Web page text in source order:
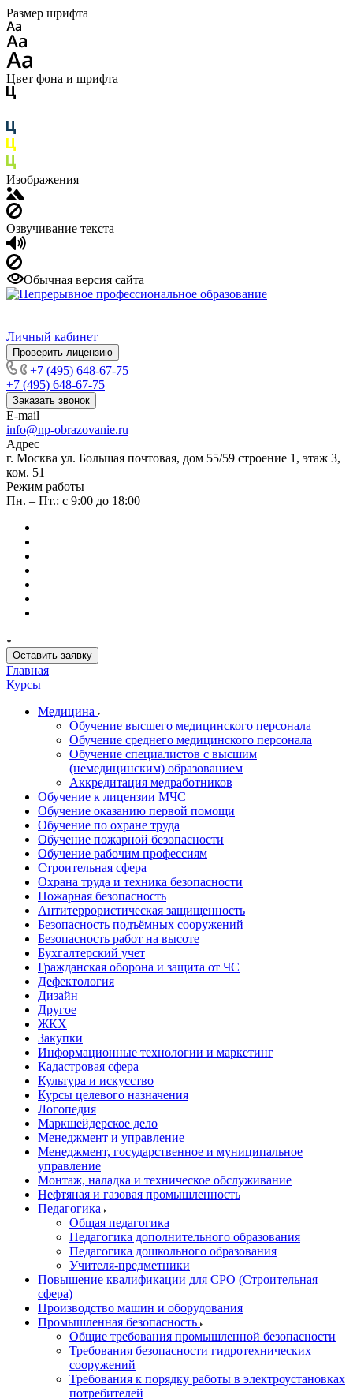
Размер шрифта
Цвет фона и шрифта
Изображения
Озвучивание текста
Обычная версия сайта
Личный кабинет
Проверить лицензию
+7 (495) 648-67-75
+7 (495) 648-67-75
Заказать звонок
E-mail
info@np-obrazovanie.ru
Адрес
г. Москва ул. Большая почтовая, дом 55/59 строение 1, этаж 3,
ком. 51
Режим работы
Пн. – Пт.: с 9:00 до 18:00
Оставить заявку
Главная
Курсы
Медицина
Обучение высшего медицинского персонала
Обучение среднего медицинского персонала
Обучение специалистов с высшим
(немедицинским) образованием
Аккредитация медработников
Обучение к лицензии МЧС
Обучение оказанию первой помощи
Обучение по охране труда
Обучение пожарной безопасности
Обучение рабочим профессиям
Строительная сфера
Охрана труда и техника безопасности
Пожарная безопасность
Антитеррористическая защищенность
Безопасность подъёмных сооружений
Безопасность работ на высоте
Бухгалтерский учет
Гражданская оборона и защита от ЧС
Дефектология
Дизайн
Другое
ЖКХ
Закупки
Информационные технологии и маркетинг
Кадастровая сфера
Культура и искусство
Курсы целевого назначения
Логопедия
Маркшейдерское дело
Менеджмент и управление
Менеджмент, государственное и муниципальное
управление
Монтаж, наладка и техническое обслуживание
Нефтяная и газовая промышленность
Педагогика
Общая педагогика
Педагогика дополнительного образования
Педагогика дошкольного образования
Учителя-предметники
Повышение квалификации для СРО (Строительная
сфера)
Производство машин и оборудования
Промышленная безопасность
Общие требования промышленной безопасности
Требования безопасности гидротехнических
сооружений
Требования к порядку работы в электроустановках
потребителей